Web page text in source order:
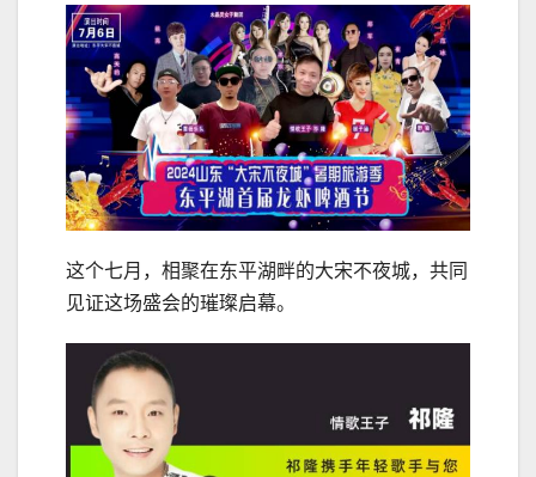
这个七月，相聚在东平湖畔的大宋不夜城，共同
见证这场盛会的璀璨启幕。